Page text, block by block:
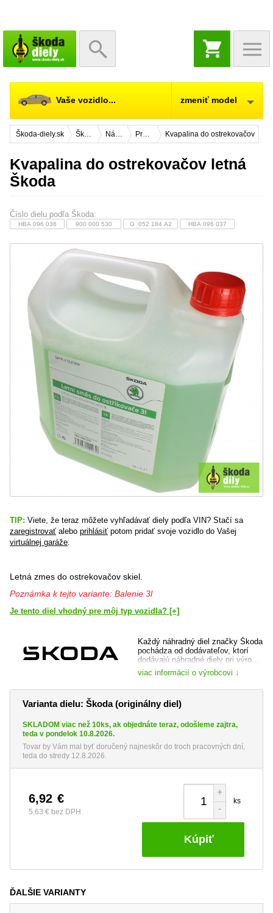
NÁKUPNÝ
KOŠÍK
Vaše vozidlo... zmeniť model
Škoda-diely.sk Škoda Citigo Náhradné diely Prevádzkové náplne Kvapalina do ostrekovačov
Kvapalina do ostrekovačov letná
Škoda
Číslo dielu podľa Škoda:
HBA 096 036 900 000 530 G 052 184 A2 HBA 096 037
TIP: Viete, že teraz môžete vyhľadávať diely podľa VIN? Stačí sa
zaregistrovať alebo prihlásiť potom pridať svoje vozidlo do Vašej
virtuálnej garáže
Letná zmes do ostrekovačov skiel.
Poznámka k tejto variante: Balenie 3l
Je tento diel vhodný pre môj typ vozidla? [+]
Každý náhradný diel značky Škoda
pochádza od dodávateľov, ktorí
dodávajú náhradné diely pri výrobe
vozidla a je dôkladne preverený,
ako samotnou automobilkou, tak jej
prípadným dodávateľom. Máte tak
a totožný diel, ktorý bol do vozidla
viac informácií o výrobcovi ↓
Varianta dielu: Škoda (originálny diel)
SKLADOM viac než 10ks, ak objednáte teraz, odošleme zajtra,
teda v pondelok 10.8.2026.
Tovar by Vám mal byť doručený najneskôr do troch pracovných dní,
teda do stredy 12.8.2026.
6,92 €
5,63 € bez DPH -
+
ks
Kúpiť
ĎALŠIE VARIANTY